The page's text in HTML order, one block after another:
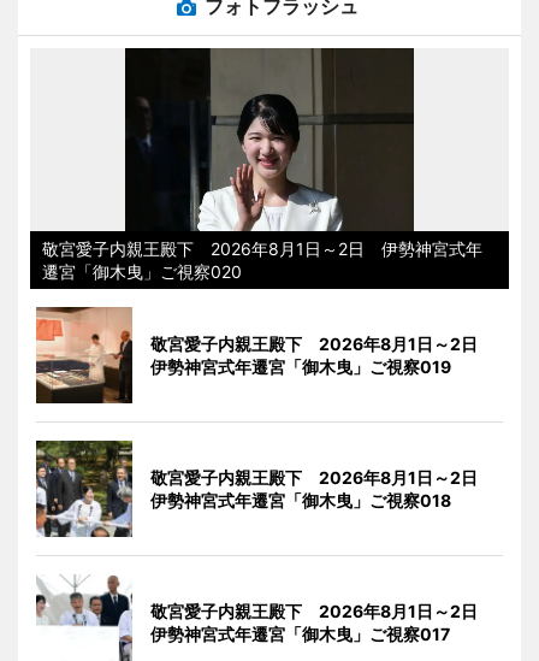
フォトフラッシュ
敬宮愛子内親王殿下 2026年8月1日～2日 伊勢神宮式年
遷宮「御木曳」ご視察020
敬宮愛子内親王殿下 2026年8月1日～2日
伊勢神宮式年遷宮「御木曳」ご視察019
敬宮愛子内親王殿下 2026年8月1日～2日
伊勢神宮式年遷宮「御木曳」ご視察018
敬宮愛子内親王殿下 2026年8月1日～2日
伊勢神宮式年遷宮「御木曳」ご視察017